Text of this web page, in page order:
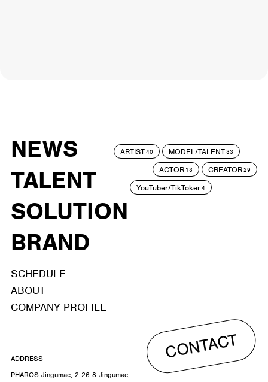
NEWS
TALENT
SOLUTION
BRAND
ARTIST40 MODEL/TALENT33
ACTOR 13 CREATOR29
YouTuber/TikToker4
SCHEDULE
ABOUT
COMPANY PROFILE
CONTACT
ADDRESS
PHAROS Jingumae, 2-26-8 Jingumae,